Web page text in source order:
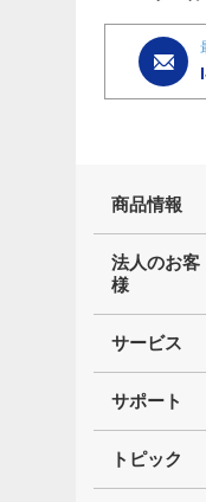
商品情報
法人のお客
様
サービス
サポート
トピック